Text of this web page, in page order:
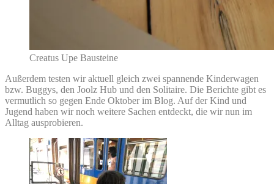
Creatus Upe Bausteine
Außerdem testen wir aktuell gleich zwei spannende Kinderwagen
bzw. Buggys, den Joolz Hub und den Solitaire. Die Berichte gibt es
vermutlich so gegen Ende Oktober im Blog. Auf der Kind und
Jugend haben wir noch weitere Sachen entdeckt, die wir nun im
Alltag ausprobieren.